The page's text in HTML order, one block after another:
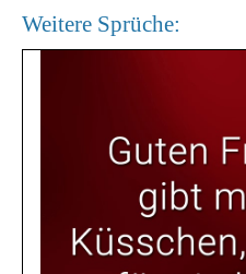
Weitere Sprüche: